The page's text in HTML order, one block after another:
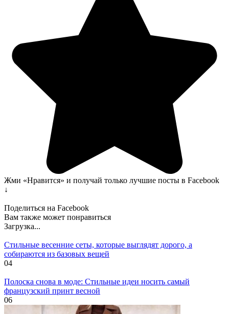
Жми «Нравится» и получай только лучшие посты в Facebook
↓
Поделиться на Facebook
Вам также может понравиться
Загрузка...
Стильные весенние сеты, которые выглядят дорого, а
собираются из базовых вещей
04
Полоска снова в моде: Стильные идеи носить самый
французский принт весной
06